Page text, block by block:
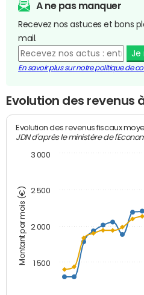
A ne pas manquer
Recevez nos astuces et bons
mail.
Je
En savoir plus sur notre politique de
Evolution des revenus
Montant par mois (€)
Evolution des revenus fiscaux
JDN d'après le ministère de
1 500
2 000
2 500
3 000